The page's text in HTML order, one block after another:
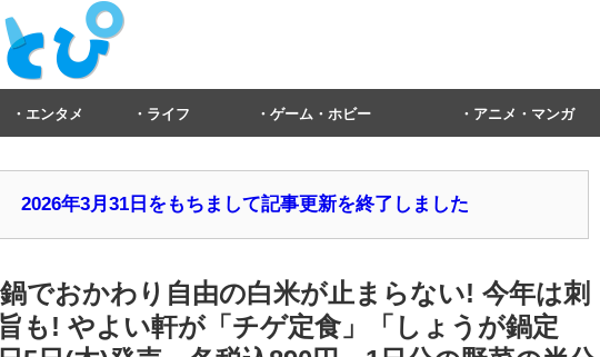
エンタメ ライフ ゲーム・ホビー アニメ・マンガ
2026年3月31日をもちまして記事更新を終了しました
でおかわり自由の白米が止まらない! 今年は刺
も! やよい軒が「チゲ定食」「しょうが鍋定